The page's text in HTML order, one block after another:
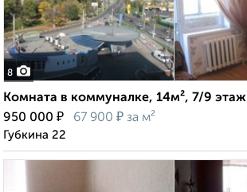
8
Комната в коммуналке, 14м², 7/9 этаж
950 000 ₽ 67 900 ₽ за м²
Губкина 22